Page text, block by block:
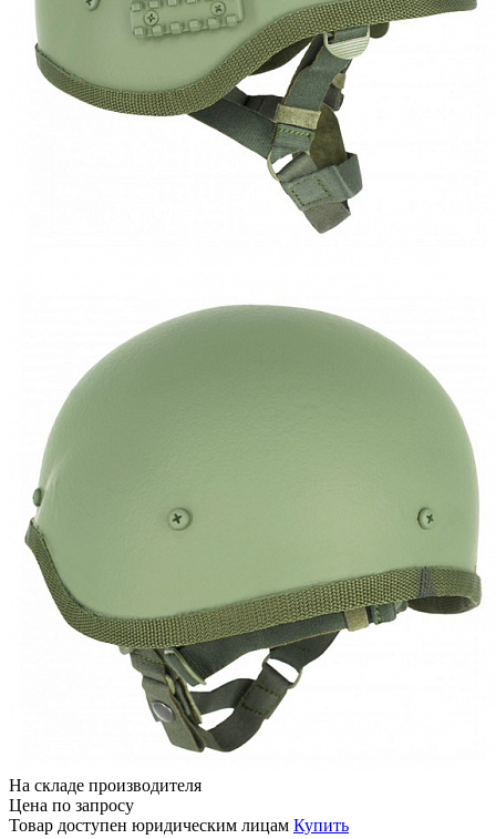
На складе производителя
Цена по запросу
Товар доступен юридическим лицам Купить